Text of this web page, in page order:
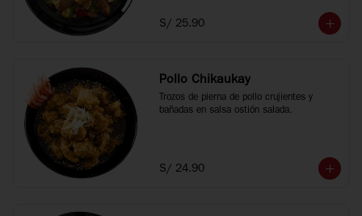
S/ 25.90
Pollo Chikaukay
Trozos de pierna de pollo crujientes y
bañadas en salsa ostión salada.
S/ 24.90